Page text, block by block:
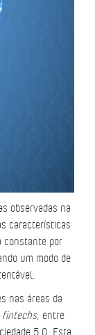
observadas na
características
constante por
um modo de
nas áreas da
fintechs, entre
5.0. Esta